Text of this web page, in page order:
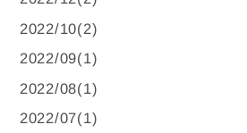
2022/10(2)
2022/09(1)
2022/08(1)
2022/07(1)